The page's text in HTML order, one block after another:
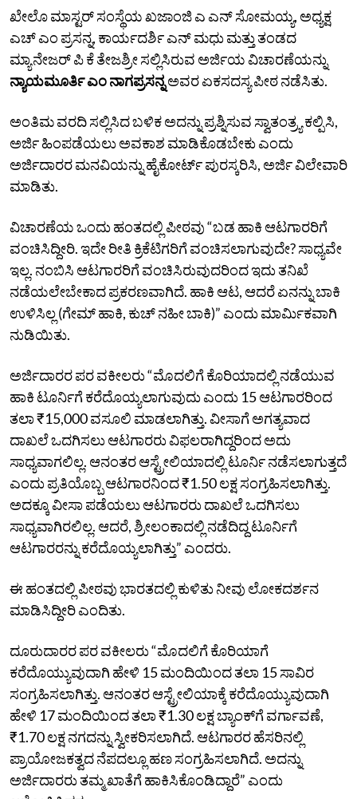
ಖೇಲೊ ಮಾಸ್ಟರ್‌ ಸಂಸ್ಥೆಯ ಖಜಾಂಜಿ ಎ ಎನ್‌ ಸೋಮಯ್ಯ, ಅಧ್ಯಕ್ಷ
ಎಚ್‌ ಎಂ ಪ್ರಸನ್ನ, ಕಾರ್ಯದರ್ಶಿ ಎನ್ ಮಧು ಮತ್ತು ತಂಡದ
ಮ್ಯಾನೇಜರ್‌ ಪಿ ಕೆ ತೇಜಶ್ರೀ ಸಲ್ಲಿಸಿರುವ ಅರ್ಜಿಯ ವಿಚಾರಣೆಯನ್ನು
ನ್ಯಾಯಮೂರ್ತಿ ಎಂ ನಾಗಪ್ರಸನ್ನಅವರ ಏಕಸದಸ್ಯ ಪೀಠ ನಡೆಸಿತು.
ಅಂತಿಮ ವರದಿ ಸಲ್ಲಿಸಿದ ಬಳಿಕ ಅದನ್ನು ಪ್ರಶ್ನಿಸುವ ಸ್ವಾತಂತ್ರ್ಯ ಕಲ್ಪಿಸಿ,
ಅರ್ಜಿ ಹಿಂಪಡೆಯಲು ಅವಕಾಶ ಮಾಡಿಕೊಡಬೇಕು ಎಂದು
ಅರ್ಜಿದಾರರ ಮನವಿಯನ್ನು ಹೈಕೋರ್ಟ್‌ ಪುರಸ್ಕರಿಸಿ, ಅರ್ಜಿ ವಿಲೇವಾರಿ
ಮಾಡಿತು.
ವಿಚಾರಣೆಯ ಒಂದು ಹಂತದಲ್ಲಿ ಪೀಠವು “ಬಡ ಹಾಕಿ ಆಟಗಾರರಿಗೆ
ವಂಚಿಸಿದ್ದೀರಿ. ಇದೇ ರೀತಿ ಕ್ರಿಕೆಟಿಗರಿಗೆ ವಂಚಿಸಲಾಗುವುದೇ? ಸಾಧ್ಯವೇ
ಇಲ್ಲ. ನಂಬಿಸಿ ಆಟಗಾರರಿಗೆ ವಂಚಿಸಿರುವುದರಿಂದ ಇದು ತನಿಖೆ
ನಡೆಯಲೇಬೇಕಾದ ಪ್ರಕರಣವಾಗಿದೆ. ಹಾಕಿ ಆಟ, ಆದರೆ ಏನನ್ನು ಬಾಕಿ
ಉಳಿಸಿಲ್ಲ (ಗೇಮ್‌ ಹಾಕಿ, ಕುಚ್‌ ನಹೀ ಬಾಕಿ)” ಎಂದು ಮಾರ್ಮಿಕವಾಗಿ
ನುಡಿಯಿತು.
ಅರ್ಜಿದಾರರ ಪರ ವಕೀಲರು “ಮೊದಲಿಗೆ ಕೊರಿಯಾದಲ್ಲಿ ನಡೆಯುವ
ಹಾಕಿ ಟೂರ್ನಿಗೆ ಕರೆದೊಯ್ಯಲಾಗುವುದು ಎಂದು 15 ಆಟಗಾರರಿಂದ
ತಲಾ ₹15,000 ವಸೂಲಿ ಮಾಡಲಾಗಿತ್ತು. ವೀಸಾಗೆ ಅಗತ್ಯವಾದ
ದಾಖಲೆ ಒದಗಿಸಲು ಆಟಗಾರರು ವಿಫಲರಾಗಿದ್ದರಿಂದ ಅದು
ಸಾಧ್ಯವಾಗಲಿಲ್ಲ. ಆನಂತರ ಆಸ್ಟ್ರೇಲಿಯಾದಲ್ಲಿ ಟೂರ್ನಿ ನಡೆಸಲಾಗುತ್ತದೆ
ಎಂದು ಪ್ರತಿಯೊಬ್ಬ ಆಟಗಾರನಿಂದ ₹1.50 ಲಕ್ಷ ಸಂಗ್ರಹಿಸಲಾಗಿತ್ತು.
ಅದಕ್ಕೂ ವೀಸಾ ಪಡೆಯಲು ಆಟಗಾರರು ದಾಖಲೆ ಒದಗಿಸಲು
ಸಾಧ್ಯವಾಗಿರಲಿಲ್ಲ. ಆದರೆ, ಶ್ರೀಲಂಕಾದಲ್ಲಿ ನಡೆದಿದ್ದ ಟೂರ್ನಿಗೆ
ಆಟಗಾರರನ್ನು ಕರೆದೊಯ್ಯಲಾಗಿತ್ತು” ಎಂದರು.
ಈ ಹಂತದಲ್ಲಿ ಪೀಠವು ಭಾರತದಲ್ಲಿ ಕುಳಿತು ನೀವು ಲೋಕದರ್ಶನ
ಮಾಡಿಸಿದ್ದೀರಿ ಎಂದಿತು.
ದೂರುದಾರರ ಪರ ವಕೀಲರು “ಮೊದಲಿಗೆ ಕೊರಿಯಾಗೆ
ಕರೆದೊಯ್ಯುವುದಾಗಿ ಹೇಳಿ 15 ಮಂದಿಯಿಂದ ತಲಾ 15 ಸಾವಿರ
ಸಂಗ್ರಹಿಸಲಾಗಿತ್ತು. ಆನಂತರ ಆಸ್ಟ್ರೇಲಿಯಾಕ್ಕೆ ಕರೆದೊಯ್ಯುವುದಾಗಿ
ಹೇಳಿ 17 ಮಂದಿಯಿಂದ ತಲಾ ₹1.30 ಲಕ್ಷ ಬ್ಯಾಂಕ್‌ಗೆ ವರ್ಗಾವಣೆ,
₹1.70 ಲಕ್ಷ ನಗದನ್ನು ಸ್ವೀಕರಿಸಲಾಗಿದೆ. ಆಟಗಾರರ ಹೆಸರಿನಲ್ಲಿ
ಪ್ರಾಯೋಜಕತ್ವದ ನೆಪದಲ್ಲೂ ಹಣ ಸಂಗ್ರಹಿಸಲಾಗಿದೆ. ಅದನ್ನು
ಅರ್ಜಿದಾರರು ತಮ್ಮ ಖಾತೆಗೆ ಹಾಕಿಸಿಕೊಂಡಿದ್ದಾರೆ” ಎಂದು